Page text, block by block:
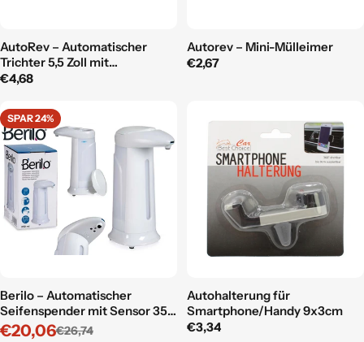
AutoRev – Automatischer
Trichter 5,5 Zoll mit
integriertem Filter und
Regulärer
€4,68
Autorev – Mini-Mülleimer
Regulärer
€2,67
SPAR 24%
Berilo – Automatischer
Seifenspender mit Sensor 350
ml
Verkaufspreis
€20,06
Regulärer€26,74
Autohalterung für
Smartphone/Handy 9x3cm
Regulärer
€3,34